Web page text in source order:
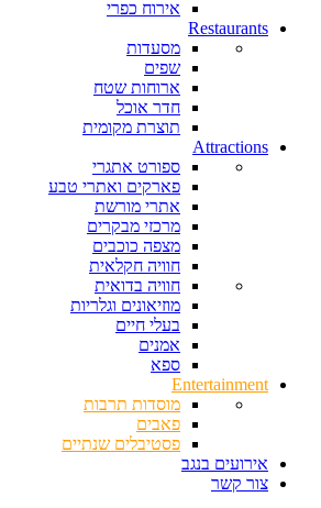
אירוח כפרי
Restaurants
מסעדות
שפים
ארוחות שטח
חדר אוכל
תוצרת מקומית
Attractions
ספורט אתגרי
פארקים ואתרי טבע
אתרי מורשת
מרכזי מבקרים
מצפה כוכבים
חוויה חקלאית
חוויה בדואית
מוזיאונים וגלריות
בעלי חיים
אמנים
ספא
Entertainment
מוסדות תרבות
פאבים
פסטיבלים שנתיים
אירועים בנגב
צור קשר